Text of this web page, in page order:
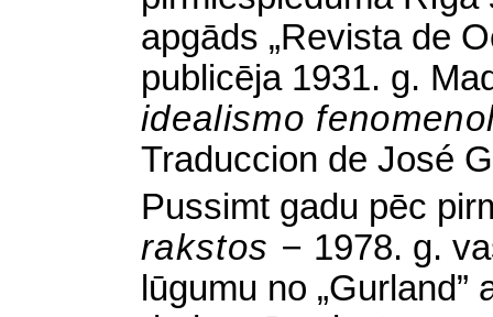
apgāds „Revista de
publicēja 1931. g.
idealismo
Traduccion de José
Pussimt gadu pēc
rakstos − 1978. g.
lūgumu no